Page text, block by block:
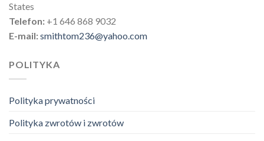
States
Telefon: +1 646 868 9032
E-mail:smithtom236@yahoo.com
POLITYKA
Polityka prywatności
Polityka zwrotów i zwrotów